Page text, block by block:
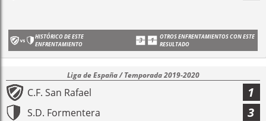
HISTÓRICO DE ESTE
ENFRENTAMIENTO
OTROS ENFRENTAMIENTOS CON ESTE
RESULTADO
Liga de España / Temporada 2019-2020
C.F. San Rafael 1
S.D. Formentera 3